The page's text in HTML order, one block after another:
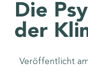
Die
der
Veröffentlicht